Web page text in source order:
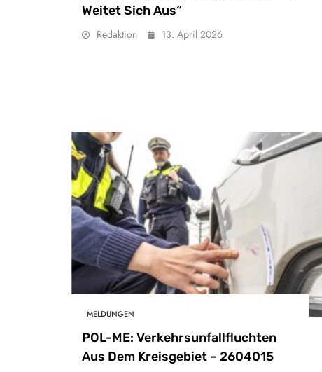
Weitet Sich Aus“
Redaktion 13. April 2026
MELDUNGEN
POL-ME: Verkehrsunfallfluchten
Aus Dem Kreisgebiet – 2604015